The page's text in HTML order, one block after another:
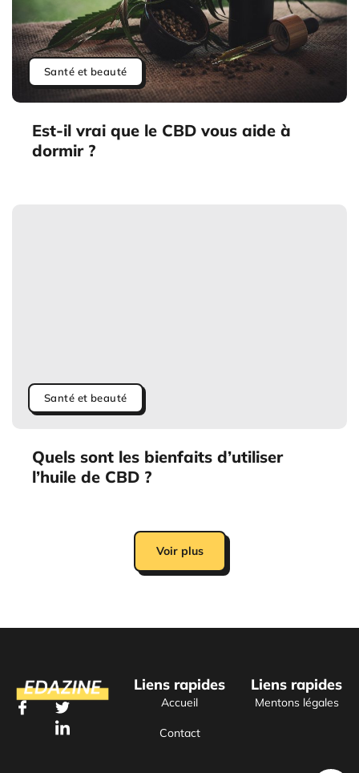
Santé et beauté
Est-il vrai que le CBD vous aide à
dormir ?
Santé et beauté
Quels sont les bienfaits d’utiliser
l’huile de CBD ?
Voir plus
J
k
J
k
i
J
J
k
i
Liens rapides
Accueil
Contact
Liens rapides
Mentons légales